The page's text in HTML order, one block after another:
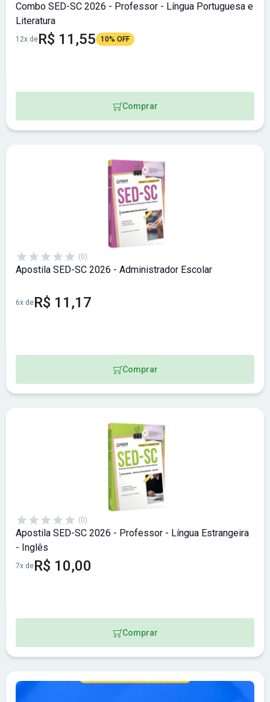
Combo SED-SC 2026 - Professor - Língua Portuguesa e
Literatura
12x deR$ 11,55 10% OFF
Comprar
(0)
Apostila SED-SC 2026 - Administrador Escolar
6x deR$ 11,17
Comprar
(0)
Apostila SED-SC 2026 - Professor - Língua Estrangeira
- Inglês
7x deR$ 10,00
Comprar